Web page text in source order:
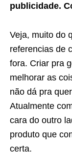
publicidade.
Veja, muito do
referencias de
fora. Criar pra
melhorar as
não dá pra
Atualmente
cara do outro
produto que
certa.